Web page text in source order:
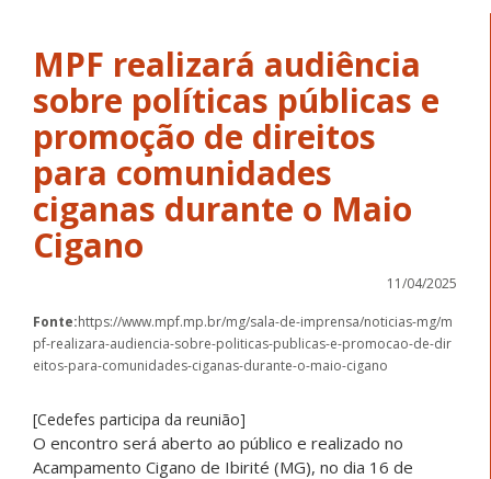
MPF realizará audiência
sobre políticas públicas e
promoção de direitos
para comunidades
ciganas durante o Maio
Cigano
11/04/2025
Fonte:https://www.mpf.mp.br/mg/sala-de-imprensa/noticias-mg/m
pf-realizara-audiencia-sobre-politicas-publicas-e-promocao-de-dir
eitos-para-comunidades-ciganas-durante-o-maio-cigano
[Cedefes participa da reunião]
O encontro será aberto ao público e realizado no
Acampamento Cigano de Ibirité (MG), no dia 16 de